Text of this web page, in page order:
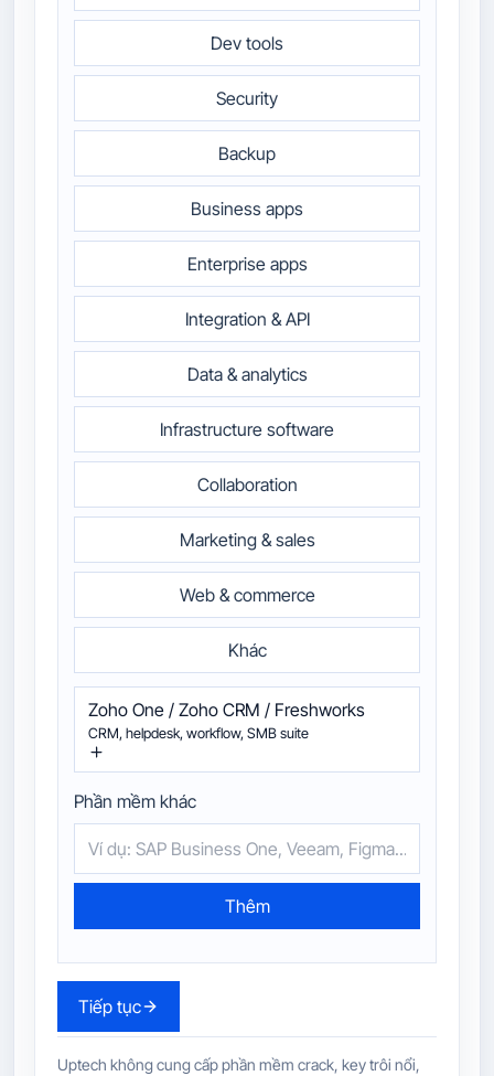
Dev tools
Security
Backup
Business apps
Enterprise apps
Integration & API
Data & analytics
Infrastructure software
Collaboration
Marketing & sales
Web & commerce
Khác
Zoho One / Zoho CRM / Freshworks
CRM, helpdesk, workflow, SMB suite
Phần mềm khác
Thêm
Tiếp tục
Uptech không cung cấp phần mềm crack, key trôi nổi,